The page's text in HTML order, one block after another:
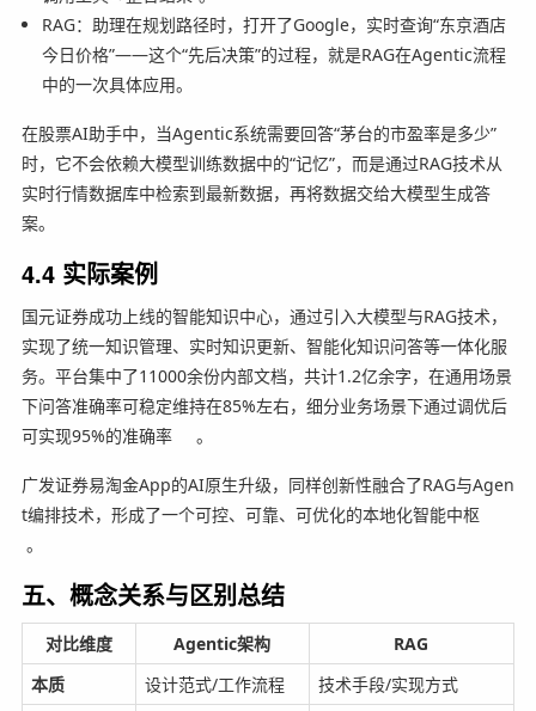
RAG：助理在规划路径时，打开了Google，实时查询“东京酒店
今日价格”——这个“先后决策”的过程，就是RAG在Agentic流程
中的一次具体应用。
在股票AI助手中，当Agentic系统需要回答“茅台的市盈率是多少”
时，它不会依赖大模型训练数据中的“记忆”，而是通过RAG技术从
实时行情数据库中检索到最新数据，再将数据交给大模型生成答
案。
4.4 实际案例
国元证券成功上线的智能知识中心，通过引入大模型与RAG技术，
实现了统一知识管理、实时知识更新、智能化知识问答等一体化服
务。平台集中了11000余份内部文档，共计1.2亿余字，在通用场景
下问答准确率可稳定维持在85%左右，细分业务场景下通过调优后
可实现95%的准确率
。
广发证券易淘金App的AI原生升级，同样创新性融合了RAG与Agen
t编排技术，形成了一个可控、可靠、可优化的本地化智能中枢
。
五、概念关系与区别总结
对比维度 Agentic架构
RAG
本质
设计范式/工作流程
技术手段/实现方式